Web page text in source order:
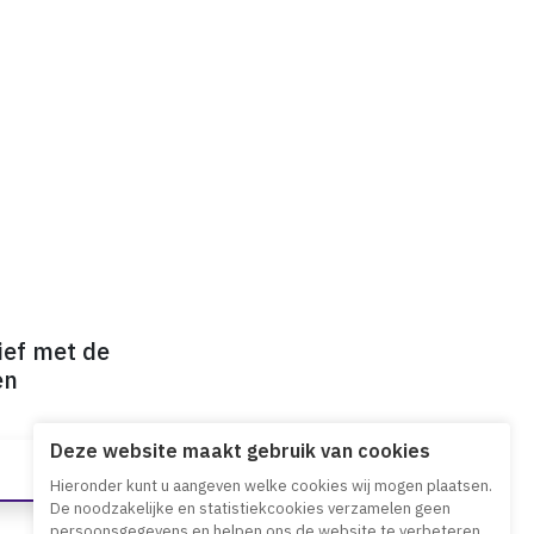
met de
Deze website maakt gebruik van cookies
Hieronder kunt u aangeven welke cookies wij mogen plaatsen.
De noodzakelijke en statistiekcookies verzamelen geen